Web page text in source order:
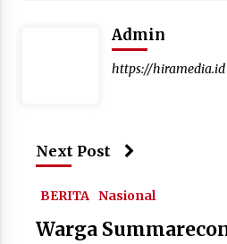
Admin
https://hiramedia.id
Next Post
BERITA Nasional
Warga